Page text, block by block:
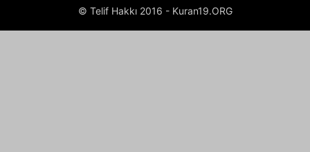
© Telif Hakkı 2016 - Kuran19.ORG